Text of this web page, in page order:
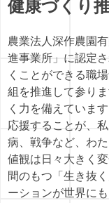
健康づくり
農業法人深作農園
進事業所」に認定
くことができる職
組を推進して参り
く力を備えていま
応援することが、
病、戦争など、わ
値観は日々大きく
間のもつ「生き抜
ーションが世界に